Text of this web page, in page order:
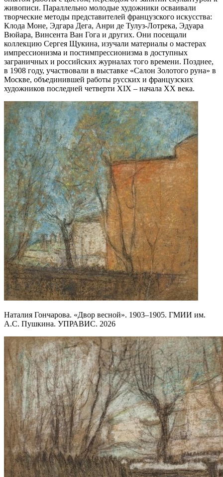
живописи. Параллельно молодые художники осваивали
творческие методы представителей французского искусства:
Клода Моне, Эдгара Дега, Анри де Тулуз-Лотрека, Эдуара
Вюйара, Винсента Ван Гога и других. Они посещали
коллекцию Сергея Щукина, изучали материалы о мастерах
импрессионизма и постимпрессионизма в доступных
заграничных и российских журналах того времени. Позднее,
в 1908 году, участвовали в выставке «Салон Золотого руна» в
Москве, объединившей работы русских и французских
художников последней четверти XIX – начала ХХ века.
Наталия Гончарова. «Двор весной». 1903–1905. ГМИИ им.
А.С. Пушкина. УПРАВИС. 2026